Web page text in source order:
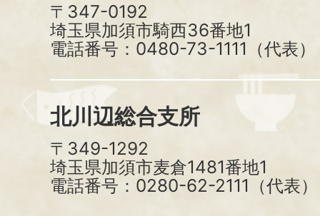
〒347-0192
埼玉県加須市騎西36番地1
電話番号：0480-73-1111（代表）
北川辺総合支所
〒349-1292
埼玉県加須市麦倉1481番地1
電話番号：0280-62-2111（代表）